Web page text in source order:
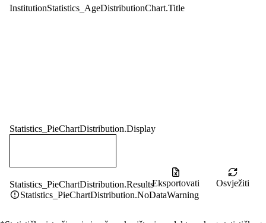
InstitutionStatistics_AgeDistributionChart.Title
Statistics_PieChartDistribution.Display
Statistics_PieChartDistribution.ResultsEksportovati
Osvježiti
Statistics_PieChartDistribution.NoDataWarning